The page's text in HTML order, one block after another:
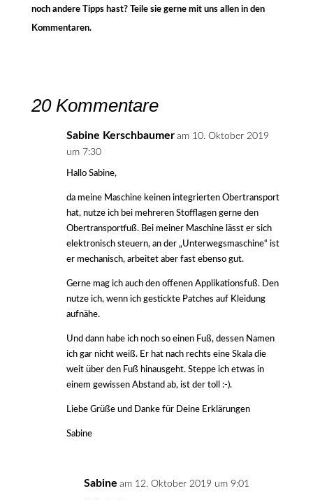
noch andere Tipps hast? Teile sie gerne mit uns allen in den
Kommentaren.
20 Kommentare
Sabine Kerschbaumer am 10. Oktober 2019
um 7:30
Hallo Sabine,
da meine Maschine keinen integrierten Obertransport
hat, nutze ich bei mehreren Stofflagen gerne den
Obertransportfuß. Bei meiner Maschine lässt er sich
elektronisch steuern, an der „Unterwegsmaschine“ ist
er mechanisch, arbeitet aber fast ebenso gut.
Gerne mag ich auch den offenen Applikationsfuß. Den
nutze ich, wenn ich gestickte Patches auf Kleidung
aufnähe.
Und dann habe ich noch so einen Fuß, dessen Namen
ich gar nicht weiß. Er hat nach rechts eine Skala die
weit über den Fuß hinausgeht. Steppe ich etwas in
einem gewissen Abstand ab, ist der toll :-).
Liebe Grüße und Danke für Deine Erklärungen
Sabine
Sabine am 12. Oktober 2019 um 9:01